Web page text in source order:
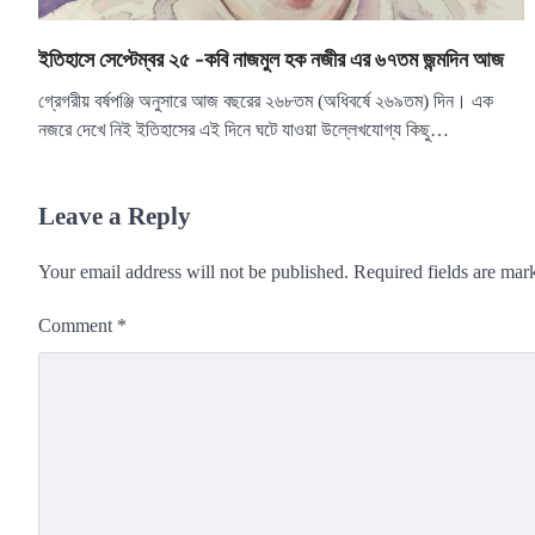
ইতিহাসে সেপ্টেম্বর ২৫ -কবি নাজমুল হক নজীর এর ৬৭তম জন্মদিন আজ
গ্রেগরীয় বর্ষপঞ্জি অনুসারে আজ বছরের ২৬৮তম (অধিবর্ষে ২৬৯তম) দিন। এক
নজরে দেখে নিই ইতিহাসের এই দিনে ঘটে যাওয়া উল্লেখযোগ্য কিছু…
Leave a Reply
Your email address will not be published. Required fields are
Comment *